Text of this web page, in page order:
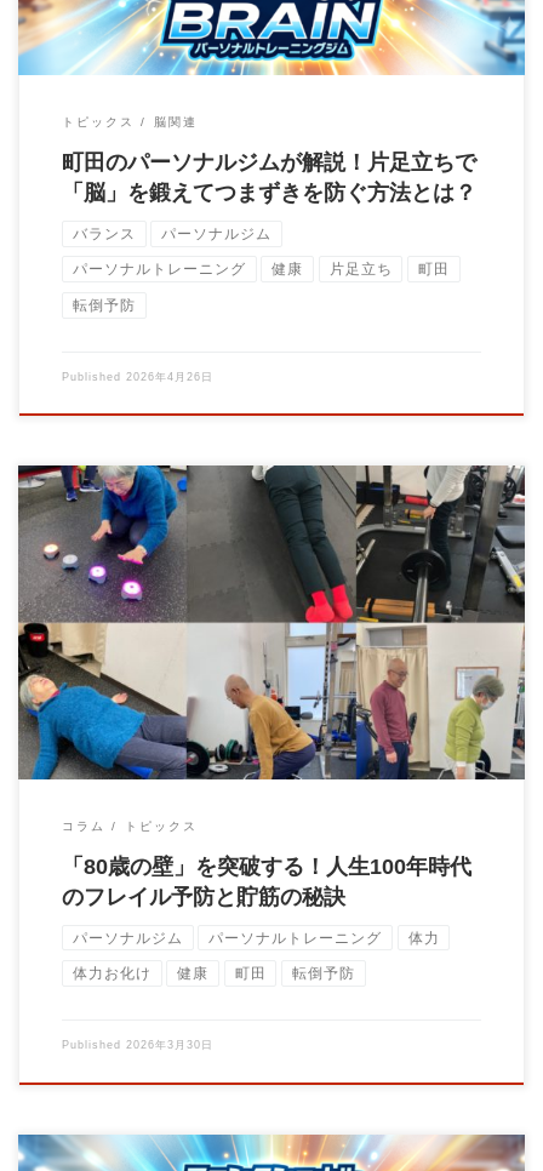
トピックス 脳関連
町田のパーソナルジムが解説！片足立ちで
「脳」を鍛えてつまずきを防ぐ方法とは？
バランス パーソナルジム
パーソナルトレーニング 健康 片足立ち 町田
転倒予防
Published 2026年4月26日
Strength for LIFE：人生100年時代、80歳の壁を突破する「体力
お化け」戦略 「パー […]
コラム トピックス
「80歳の壁」を突破する！人生100年時代
のフレイル予防と貯筋の秘訣
パーソナルジム パーソナルトレーニング 体力
体力お化け 健康 町田 転倒予防
Published 2026年3月30日